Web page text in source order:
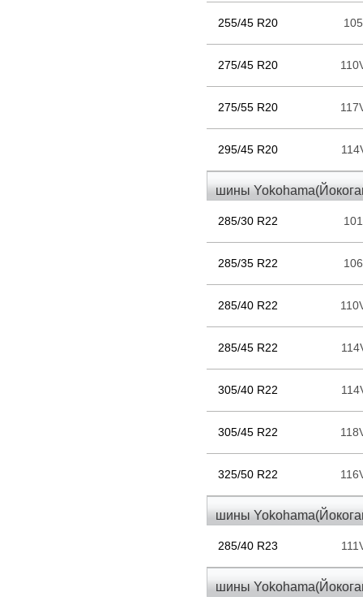
255/45 R20
275/45 R20
275/55 R20
295/45 R20
шины
285/30 R22
285/35 R22
285/40 R22
285/45 R22
305/40 R22
305/45 R22
325/50 R22
шины
285/40 R23
шины